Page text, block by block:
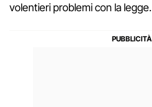
volentieri problemi con la legge.